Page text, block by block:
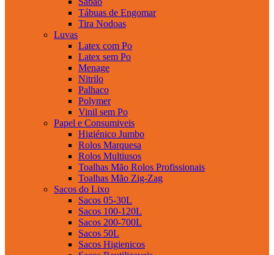
Tábuas de Engomar
Tira Nodoas
Luvas
Latex com Po
Latex sem Po
Menage
Nitrilo
Palhaco
Polymer
Vinil sem Po
Papel e Consumiveis
Higiénico Jumbo
Rolos Marquesa
Rolos Multiusos
Toalhas Mão Rolos Profissionais
Toalhas Mão Zig-Zag
Sacos do Lixo
Sacos 05-30L
Sacos 100-120L
Sacos 200-700L
Sacos 50L
Sacos Higienicos